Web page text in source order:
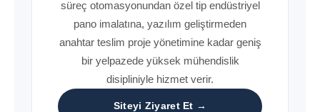
süreç otomasyonundan özel tip endüstriyel
pano imalatına, yazılım geliştirmeden
anahtar teslim proje yönetimine kadar geniş
bir yelpazede yüksek mühendislik
disipliniyle hizmet verir.
Siteyi Ziyaret Et →